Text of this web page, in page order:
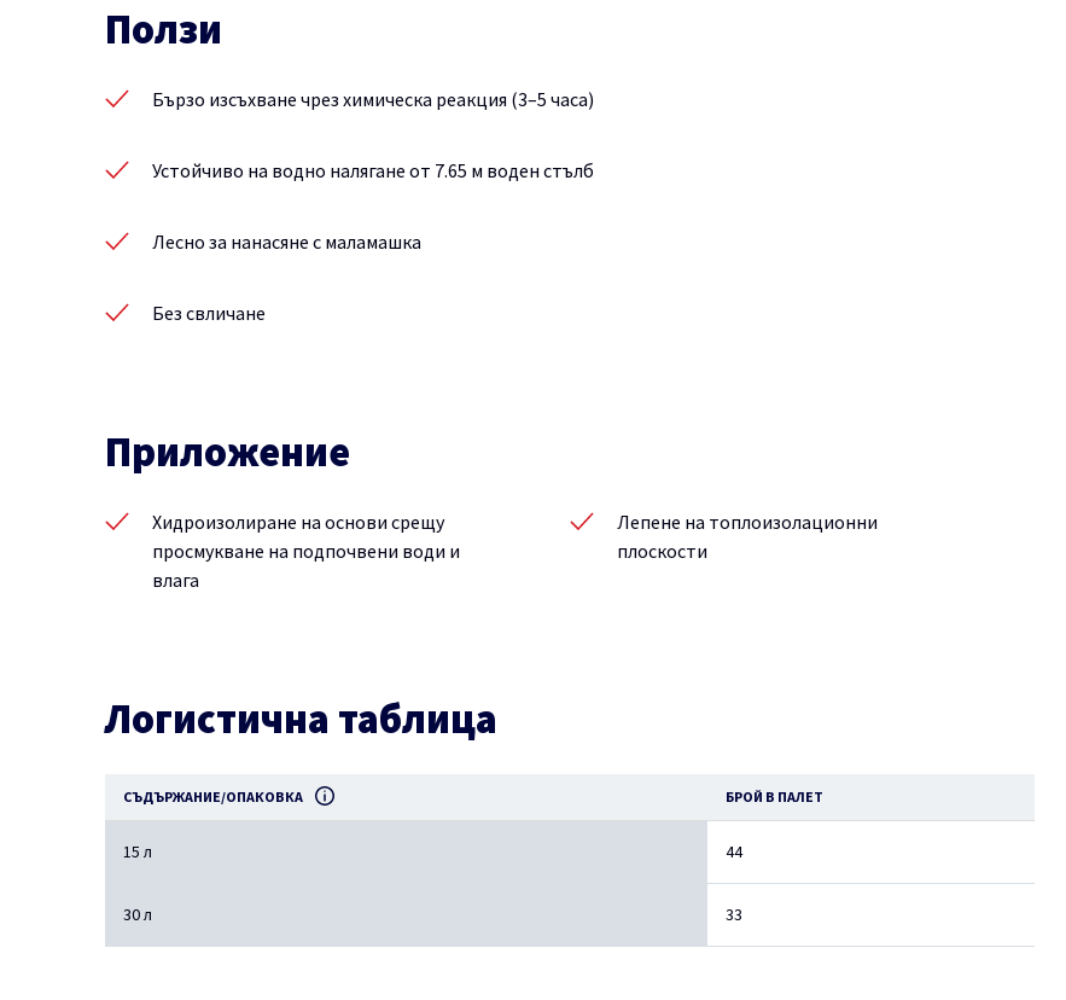
Ползи
Бързо изсъхване чрез химическа реакция (3–5 часа)
Устойчиво на водно налягане от 7.65 м воден стълб
Лесно за нанасяне с маламашка
Без свличане
Приложение
Хидроизолиране на основи срещу
просмукване на подпочвени води и
влага
Лепене на топлоизолационни
плоскости
Логистична таблица
СЪДЪРЖАНИЕ/ОПАКОВКА БРОЙ В ПАЛЕТ
15 л 44
30 л 33